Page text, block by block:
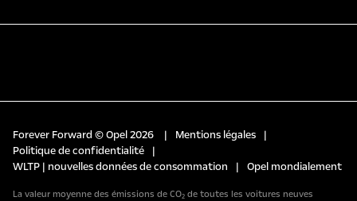
Forever Forward © Opel 2026 | Mentions légales
|
Politique de confidentialité
|
WLTP | nouvelles données de consommation
| Opel mondialement
La valeur moyenne des émissions de CO₂ de toutes les voitures neuves